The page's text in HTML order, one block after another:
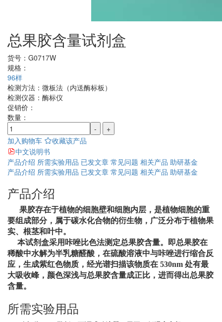
总果胶含量试剂盒
货号： G0717W
规格：
96样
检测方法： 微板法（内送酶标板）
检测仪器： 酶标仪
促销价：
数量：
-
+
加入购物车
收藏该产品
中文说明书
产品介绍 所需实验用品 已发文章 常见问题 相关产品 助研基金
产品介绍 所需实验用品 已发文章 常见问题 相关产品 助研基金
产品介绍
果胶存在于植物的细胞壁和细胞内层，是植物细胞的重
要组成部分，属于碳水化合物的衍生物，广泛分布于植物果
实、根茎和叶中。
本试剂盒采用咔唑比色法测定总果胶含量。即总果胶在
稀酸中水解为半乳糖醛酸， 在硫酸溶液中与咔唑进行缩合反
应，生成紫红色物质，经光谱扫描该物质在 530nm 处有最
大吸收峰，颜色深浅与总果胶含量成正比，进而得出总果胶
含量。
所需实验用品